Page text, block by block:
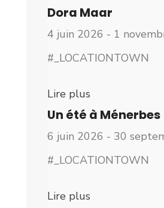
Dora Maar
4 juin 2026 - 1
#_LOCATIONTOWN
Lire plus
Un été à Ménerbes
6 juin 2026 - 30
#_LOCATIONTOWN
Lire plus